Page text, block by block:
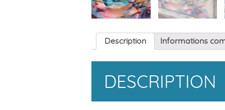
Description Informations
DESCRIPTION